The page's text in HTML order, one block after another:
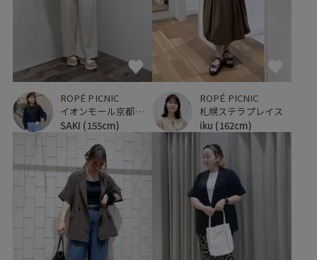
ROPÉ PICNIC
イオンモール京都桂川
SAKI (155cm)
ROPÉ PICNIC
札幌ステラプレイス
iku (162cm)